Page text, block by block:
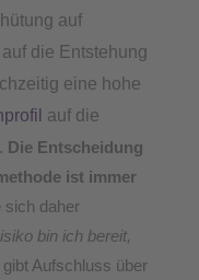
auf
die Entstehung
eine hohe
auf die
Die Entscheidung
ist immer
sich daher
bin ich bereit,
Aufschluss über